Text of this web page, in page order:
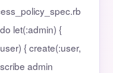
let(:admin) {
{ create(:user,
admin